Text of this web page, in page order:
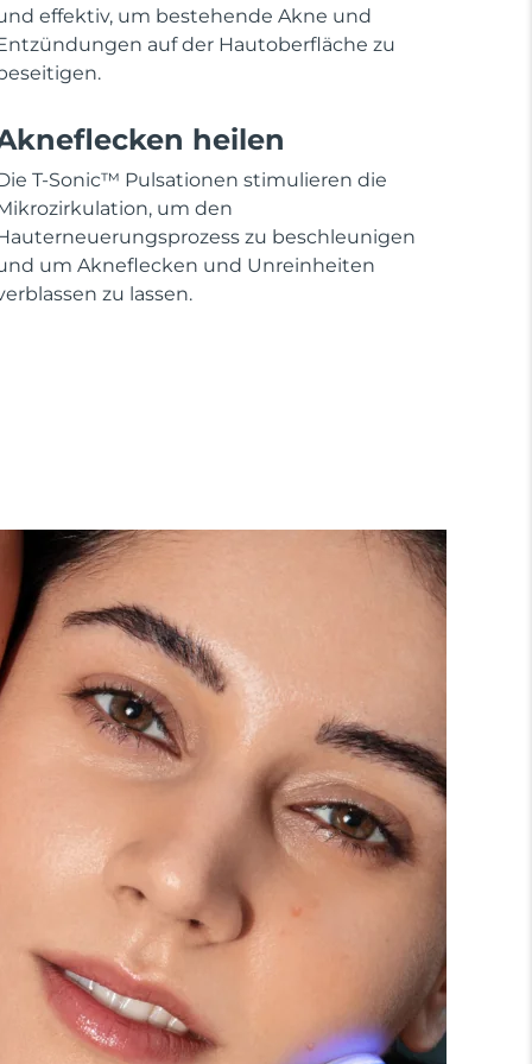
effektiv, um bestehende Akne und
auf der Hautoberfläche zu
heilen
T-Sonic™ Pulsationen stimulieren die
um den
zu beschleunigen
um Akneflecken und Unreinheiten
zu lassen.